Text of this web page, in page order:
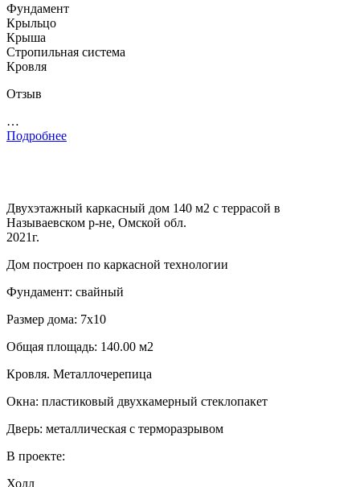
Фундамент
Крыльцо
Крыша
Стропильная система
Кровля
Отзыв
…
Подробнее
Двухэтажный каркасный дом 140 м2 с террасой в
Называевском р-не, Омской обл.
2021г.
Дом построен по каркасной технологии
Фундамент: свайный
Размер дома: 7х10
Общая площадь: 140.00 м2
Кровля. Металлочерепица
Окна: пластиковый двухкамерный стеклопакет
Дверь: металлическая с терморазрывом
В проекте:
Холл